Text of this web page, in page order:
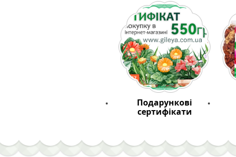
Подарункові
сертифікати